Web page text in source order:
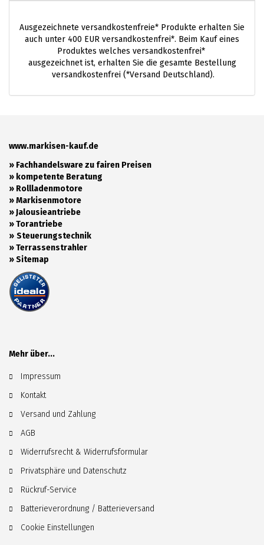
Ausgezeichnete versandkostenfreie* Produkte erhalten Sie
auch unter 400 EUR versandkostenfrei*. Beim Kauf eines
Produktes welches versandkostenfrei*
ausgezeichnet ist, erhalten Sie die gesamte Bestellung
versandkostenfrei (*Versand Deutschland).
www.markisen-kauf.de
» Fachhandelsware zu fairen Preisen
» kompetente Beratung
» Rollladenmotore
»Markisenmotore
»Jalousieantriebe
»Torantriebe
» Steuerungstechnik
»Terrassenstrahler
»Sitemap
Mehr über...
Impressum
Kontakt
Versand und Zahlung
AGB
Widerrufsrecht & Widerrufsformular
Privatsphäre und Datenschutz
Rückruf-Service
Batterieverordnung / Batterieversand
Cookie Einstellungen